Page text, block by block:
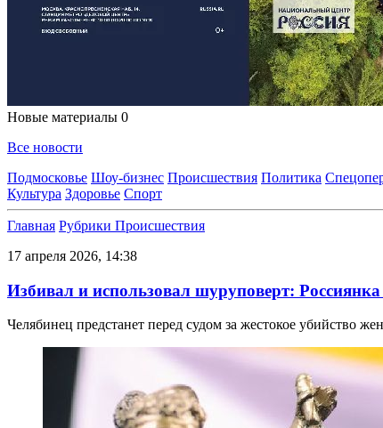
Новые материалы 0
Все новости
Подмосковье Шоу-бизнес Происшествия Политика
Культура Здоровье Спорт
Главная Рубрики Происшествия
17 апреля 2026, 14:38
Избивал и использовал шуруповерт:
Челябинец предстанет перед судом за жестокое убийство